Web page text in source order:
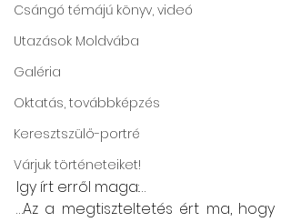
Csángó témájú könyv, videó
Utazások Moldvába
Galéria
Oktatás, továbbképzés
Keresztszülő-portré
Várjuk történeteiket!
Igy írt erről maga:…
…Az a megtiszteltetés ért ma, hogy